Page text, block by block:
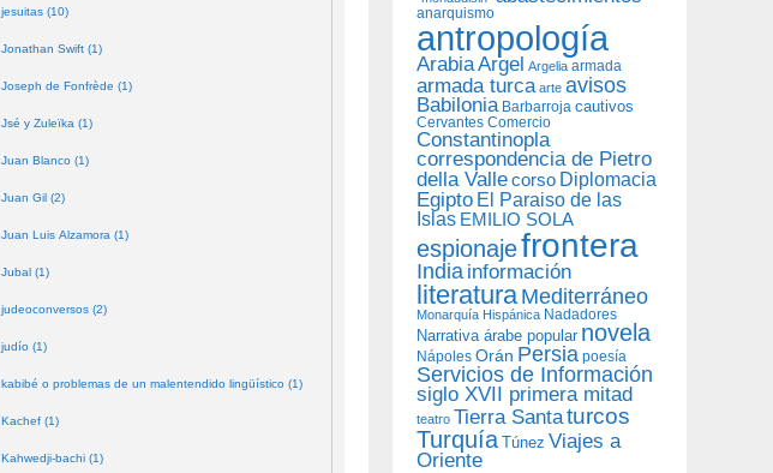
jesuitas (10)
Jonathan Swift (1)
Joseph de Fonfrède (1)
Jsé y Zuleïka (1)
Juan Blanco (1)
Juan Gil (2)
Juan Luis Alzamora (1)
Jubal (1)
judeoconversos (2)
judío (1)
kabibé o problemas de un malentendido lingüístico (1)
Kachef (1)
Kahwedji-bachi (1)
anarquismo
antropología
ArabiaArgel Argelia armada
armada turca arte avisos
Babilonia Barbarroja cautivos
Cervantes Comercio
Constantinopla
correspondencia de Pietro
della Vallecorso Diplomacia
Egipto El Paraiso de las
Islas EMILIO SOLA
espionajefrontera
India información
literatura Mediterráneo
Monarquía Hispánica Nadadores
Narrativa árabe popular novela
Nápoles Orán Persia poesía
Servicios de Información
siglo XVII primera mitad
teatro Tierra Santaturcos
Turquía Túnez Viajes a
Oriente